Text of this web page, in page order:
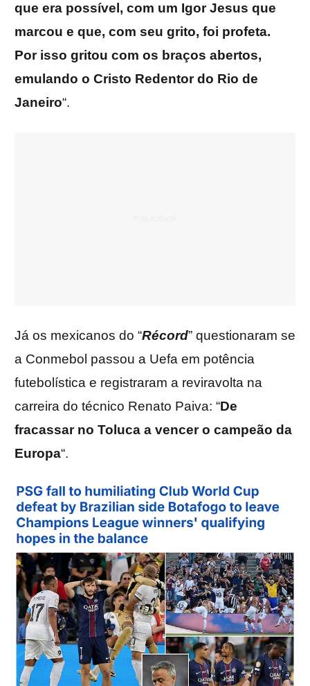
que era possível, com um Igor Jesus que
marcou e que, com seu grito, foi profeta.
Por isso gritou com os braços abertos,
emulando o Cristo Redentor do Rio de
Janeiro“.
Já os mexicanos do “Récord” questionaram se
a Conmebol passou a Uefa em potência
futebolística e registraram a reviravolta na
carreira do técnico Renato Paiva: “De
fracassar no Toluca a vencer o campeão da
Europa“.